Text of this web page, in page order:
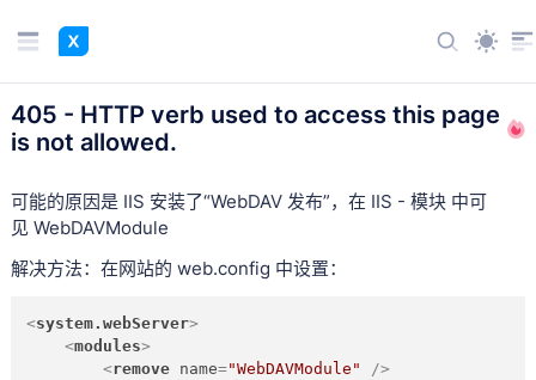
405 - HTTP verb used to access this page
is not allowed.
可能的原因是 IIS 安装了“WebDAV 发布”，在 IIS - 模块 中可
见 WebDAVModule
解决方法：在网站的 web.config 中设置：
<system.webServer>
<modules>
<remove name="WebDAVModule"
/>